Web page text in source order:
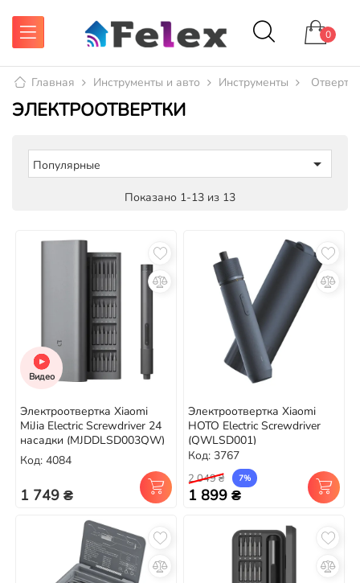
0
Главная Инструменты и авто Инструменты
ЭЛЕКТРООТВЕРТКИ
Популярные 
Показано 1-13 из 13
Видео
Электроотвертка Xiaomi
MiJia Electric Screwdriver 24
насадки (MJDDLSD003QW)
Код: 4084
1 749 ₴
Электроотвертка Xiaomi
HOTO Electric Screwdriver
(QWLSD001)
Код: 3767
2 049 ₴ 7%
1 899 ₴